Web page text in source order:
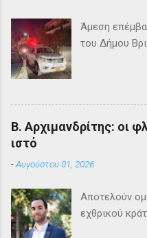
Άμεση
του Δήμου
Β. Αρχιμανδρίτης: οι
ιστό
-Αυγούστου 01, 2026
Αποτελούν
εχθρικού